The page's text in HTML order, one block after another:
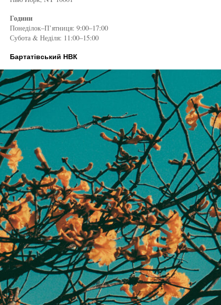
Години
Понеділок–П’ятниця: 9:00–17:00
Субота & Неділя: 11:00–15:00
Бартатівський НВК